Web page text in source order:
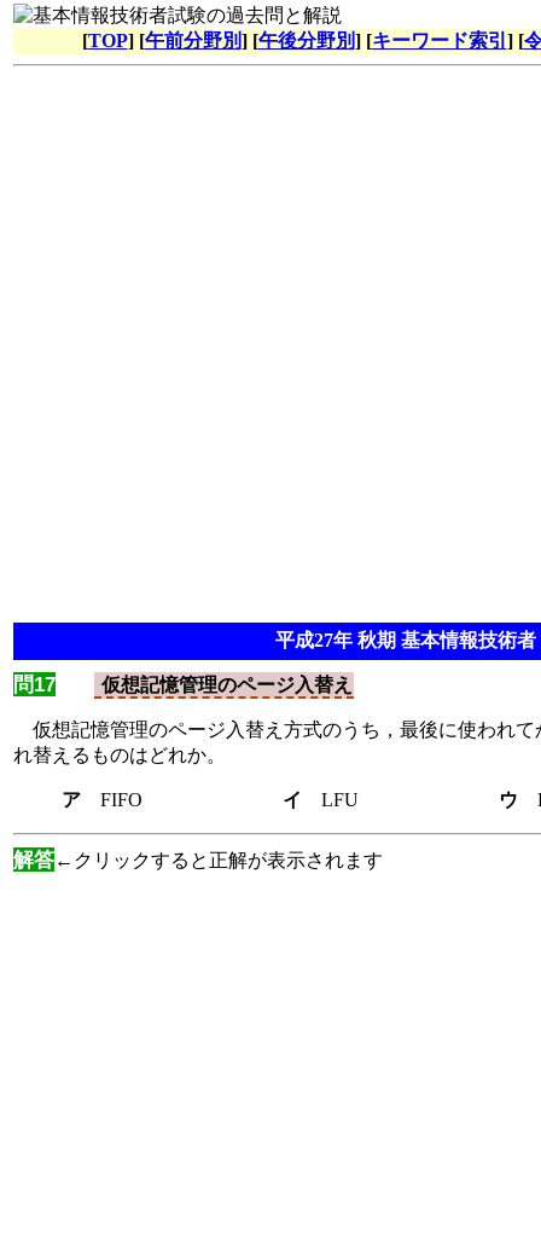
[TOP] [午前分野別] [午後分野別] [キーワード索引 ] [
平成27年 秋期 基本情報技術者
問17 仮想記憶管理のページ入替え
仮想記憶管理のページ入替え方式のうち，最後に使われ
れ替えるものはどれか。
ア FIFO イ LFU ウ
解答←クリックすると正解が表示されます